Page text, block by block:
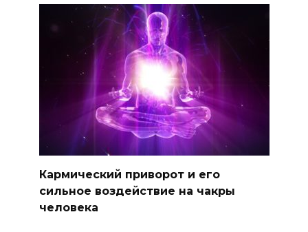
Кармический приворот и его
сильное воздействие на чакры
человека